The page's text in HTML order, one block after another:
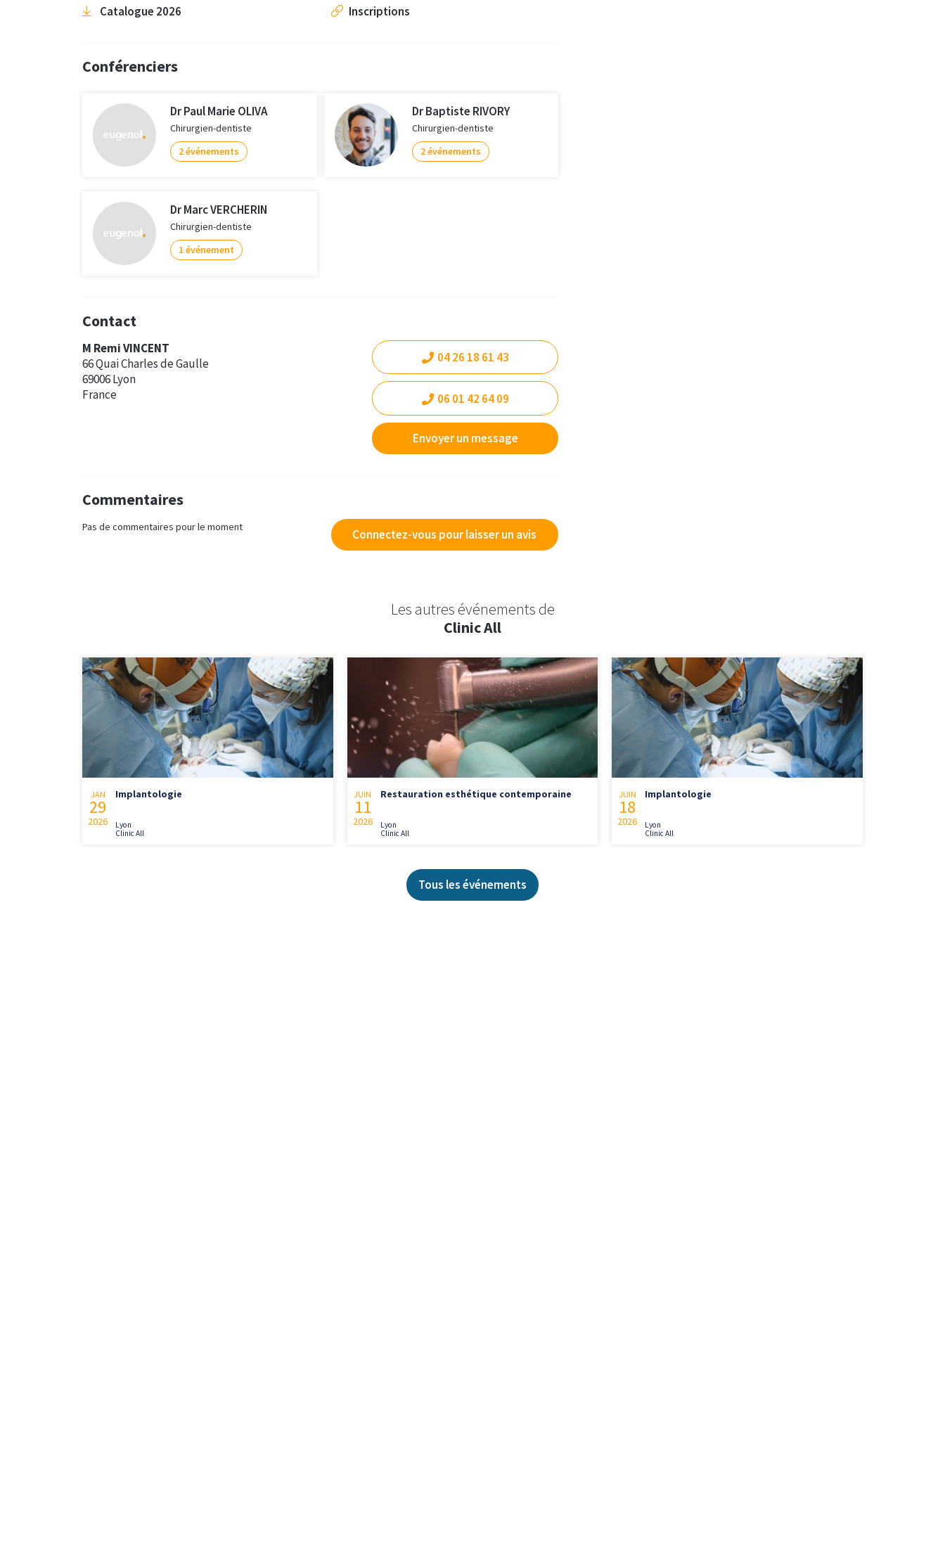
Catalogue 2026 Inscriptions
Conférenciers
Dr Paul Marie OLIVA
Chirurgien-dentiste
2 événements
Dr Baptiste RIVORY
Chirurgien-dentiste
2 événements
Dr Marc VERCHERIN
Chirurgien-dentiste
1 événement
Contact
M Remi VINCENT
66 Quai Charles de Gaulle
69006 Lyon
France
04 26 18 61 43
06 01 42 64 09
Envoyer un message
Commentaires
Pas de commentaires pour le moment Connectez-vous pour laisser un avis
Les autres événements de
Clinic All
JAN
29
2026
Implantologie
Lyon
Clinic All
JUIN
11
2026
Restauration esthétique contemporaine
Lyon
Clinic All
JUIN
18
2026
Implantologie
Lyon
Clinic All
Tous les événements